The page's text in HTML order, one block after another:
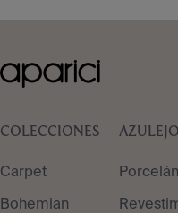
COLECCIONES
Carpet
Bohemian